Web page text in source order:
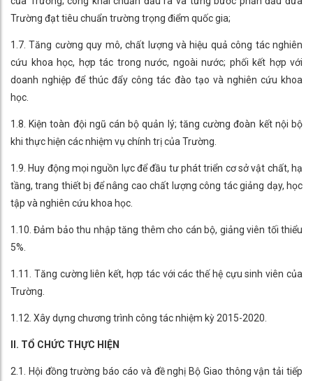
Trường đạt tiêu chuẩn trường trọng điểm quốc gia;
1.7. Tăng cường quy mô, chất lượng và hiệu quả công tác nghiên
cứu khoa học, hợp tác trong nước, ngoài nước; phối kết hợp với
doanh nghiệp để thúc đẩy công tác đào tạo và nghiên cứu khoa
học.
1.8. Kiện toàn đội ngũ cán bộ quản lý; tăng cường đoàn kết nội bộ
khi thực hiện các nhiệm vụ chính trị của Trường.
1.9. Huy động mọi nguồn lực để đầu tư phát triển cơ sở vật chất, hạ
tầng, trang thiết bị để nâng cao chất lượng công tác giảng dạy, học
tập và nghiên cứu khoa học.
1.10. Đảm bảo thu nhập tăng thêm cho cán bộ, giảng viên tối thiểu
5%.
1.11. Tăng cường liên kết, hợp tác với các thế hệ cựu sinh viên của
Trường.
1.12. Xây dựng chương trình công tác nhiệm kỳ 2015-2020.
II. TỔ CHỨC THỰC HIỆN
2.1. Hội đồng trường báo cáo và đề nghị Bộ Giao thông vận tải tiếp